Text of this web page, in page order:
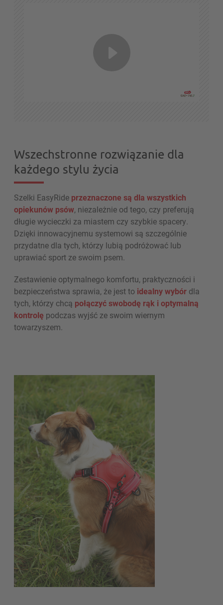
Wszechstronne rozwiązanie dla
każdego stylu życia
Szelki EasyRide przeznaczone są dla wszystkich
opiekunów psów, niezależnie od tego, czy preferują
długie wycieczki za miastem czy szybkie spacery.
Dzięki innowacyjnemu systemowi są szczególnie
przydatne dla tych, którzy lubią podróżować lub
uprawiać sport ze swoim psem.
Zestawienie optymalnego komfortu, praktyczności i
bezpieczeństwa sprawia, że ​​jest to idealny wybór dla
tych, którzy chcą połączyćswobodę rąk i optymalną
kontrolę podczas wyjść ze swoim wiernym
towarzyszem.